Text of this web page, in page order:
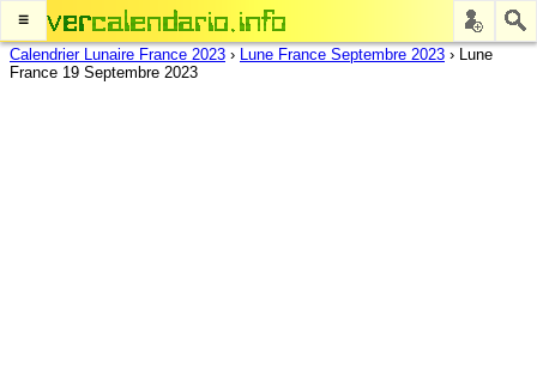
≡
Calendrier Lunaire France 2023 › Lune France Septembre 2023 › Lune
France 19 Septembre 2023